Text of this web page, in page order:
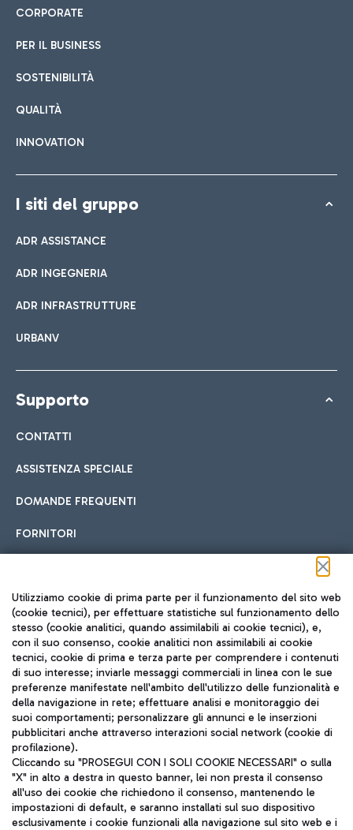
CORPORATE
PER IL BUSINESS
SOSTENIBILITÀ
QUALITÀ
INNOVATION
I siti del gruppo
ADR ASSISTANCE
ADR INGEGNERIA
ADR INFRASTRUTTURE
URBANV
Supporto
CONTATTI
ASSISTENZA SPECIALE
DOMANDE FREQUENTI
FORNITORI
Seguici sui social
TRAVEL JOURNAL
ITA
Utilizziamo cookie di prima parte per il funzionamento del sito web
(cookie tecnici), per effettuare statistiche sul funzionamento dello
stesso (cookie analitici, quando assimilabili ai cookie tecnici), e,
con il suo consenso, cookie analitici non assimilabili ai cookie
tecnici, cookie di prima e terza parte per comprendere i contenuti
di suo interesse; inviarle messaggi commerciali in linea con le sue
preferenze manifestate nell'ambito dell'utilizzo delle funzionalità e
della navigazione in rete; effettuare analisi e monitoraggio dei
suoi comportamenti; personalizzare gli annunci e le inserzioni
pubblicitari anche attraverso interazioni social network (cookie di
profilazione).
Cliccando su "PROSEGUI CON I SOLI COOKIE NECESSARI" o sulla
"X" in alto a destra in questo banner, lei non presta il consenso
all'uso dei cookie che richiedono il consenso, mantenendo le
impostazioni di default, e saranno installati sul suo dispositivo
esclusivamente i cookie funzionali alla navigazione sul sito web e i